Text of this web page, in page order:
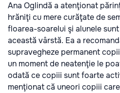
Ana Oglindă a atenţionat
hrăniţi cu mere curăţate de
floarea-soarelui şi alunele
această vârstă. Ea a
supravegheze permanent
un moment de neatenţie le
odată ce copiii sunt foarte
menţionat că uneori copiii